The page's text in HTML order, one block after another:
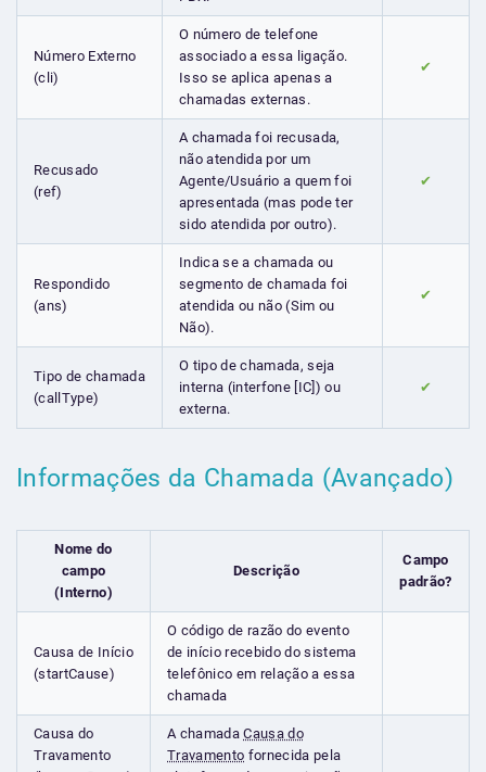
Número Externo
(cli)
O número de telefone
associado a essa ligação.
Isso se aplica apenas a
chamadas externas.
✔
Recusado
(ref)
A chamada foi recusada,
não atendida por um
Agente/Usuário a quem foi
apresentada (mas pode ter
sido atendida por outro).
✔
Respondido
(ans)
Indica se a chamada ou
segmento de chamada foi
atendida ou não (Sim ou
Não).
✔
Tipo de chamada
(callType)
O tipo de chamada, seja
interna (interfone [IC]) ou
externa.
✔
Informações da Chamada (Avançado)
Nome do
campo
(Interno)
Descrição
Campo
padrão?
Causa de Início
(startCause)
O código de razão do evento
de início recebido do sistema
telefônico em relação a essa
chamada
Causa do
Travamento
A chamadaCausa do
Travamento fornecida pela